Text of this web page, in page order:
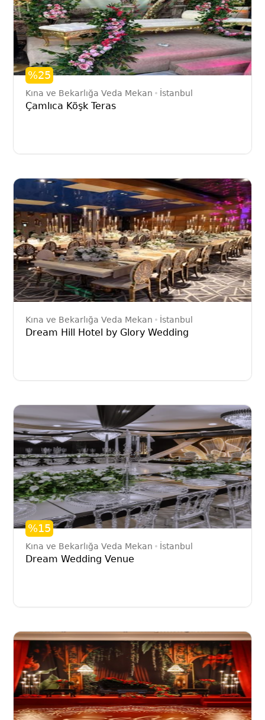
%25
Kına ve Bekarlığa Veda Mekan İstanbul
Çamlıca Köşk Teras
Kına ve Bekarlığa Veda Mekan İstanbul
Dream Hill Hotel by Glory Wedding
%15
Kına ve Bekarlığa Veda Mekan İstanbul
Dream Wedding Venue